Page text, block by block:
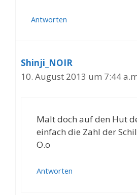
Antworten
Shinji_NOIR
10. August 2013 um 7:44
Malt doch auf den Hut
einfach die Zahl der
O.o
Antworten